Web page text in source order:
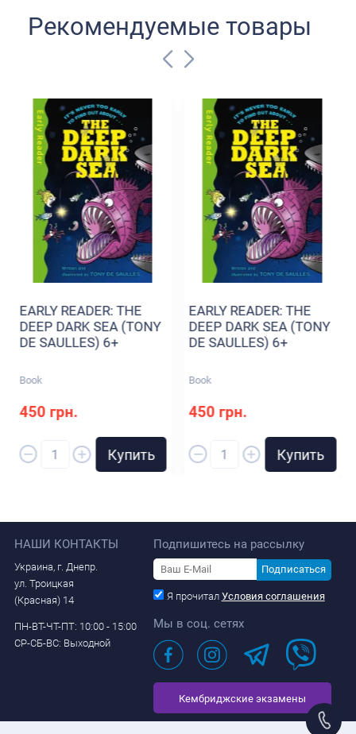
Рекомендуемые товары
EARLY READER: THE
DEEP DARK SEA (TONY
DE SAULLES) 6+
Book
450 грн.
– + Купить
EARLY READER: THE
DEEP DARK SEA (TONY
DE SAULLES) 6+
Book
450 грн.
– + Купить
НАШИ КОНТАКТЫ
Украина, г. Днепр.
ул. Троицкая
(Красная) 14
ПН-ВТ-ЧТ-ПТ: 10:00 - 15:00
СР-СБ-ВС: Выходной
Подпишитесь на рассылку
Подписаться
Я прочитал Условия соглашения
Мы в соц. сетях
Кембриджские экзамены